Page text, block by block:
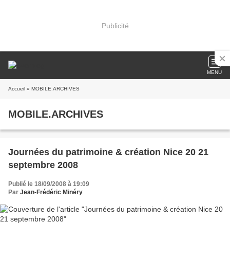
Publicité
MENU
Accueil » MOBILE.ARCHIVES
MOBILE.ARCHIVES
Journées du patrimoine & création Nice 20 21
septembre 2008
Publié le 18/09/2008 à 19:09
Par Jean-Frédéric Minéry